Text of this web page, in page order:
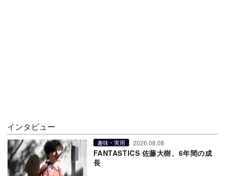
インタビュー
趣味・実用 2026.08.08
FANTASTICS 佐藤大樹、6年間の成
長